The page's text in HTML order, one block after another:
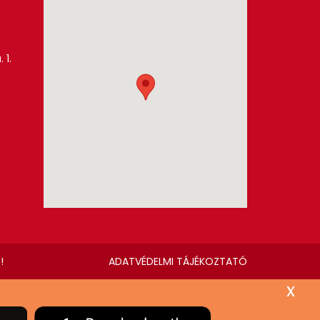
ADATVÉDELMI TÁJÉKOZTATÓ
x